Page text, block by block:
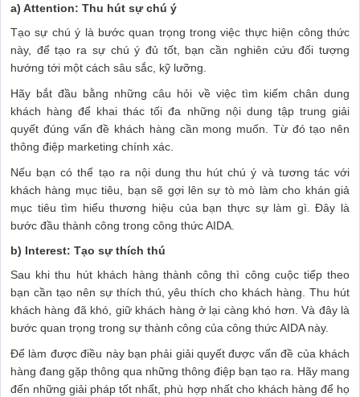
a) Attention: Thu hút sự chú ý
Tạo sự chú ý là bước quan trọng trong việc thực hiện công thức
này, để tạo ra sự chú ý đủ tốt, bạn cần nghiên cứu đối tượng
hướng tới một cách sâu sắc, kỹ lưỡng.
Hãy bắt đầu bằng những câu hỏi về việc tìm kiếm chân dung
khách hàng để khai thác tối đa những nội dung tập trung giải
quyết đúng vấn đề khách hàng cần mong muốn. Từ đó tạo nên
thông điệp marketing chính xác.
Nếu bạn có thể tạo ra nội dung thu hút chú ý và tương tác với
khách hàng mục tiêu, bạn sẽ gợi lên sự tò mò làm cho khán giả
mục tiêu tìm hiểu thương hiệu của bạn thực sự làm gì. Đây là
bước đầu thành công trong công thức AIDA.
b) Interest: Tạo sự thích thú
Sau khi thu hút khách hàng thành công thì công cuộc tiếp theo
bạn cần tạo nên sự thích thú, yêu thích cho khách hàng. Thu hút
khách hàng đã khó, giữ khách hàng ở lại càng khó hơn. Và đây là
bước quan trọng trong sự thành công của công thức AIDA này.
Để làm được điều này bạn phải giải quyết được vấn đề của khách
hàng đang gặp thông qua những thông điệp bạn tạo ra. Hãy mang
đến những giải pháp tốt nhất, phù hợp nhất cho khách hàng để họ